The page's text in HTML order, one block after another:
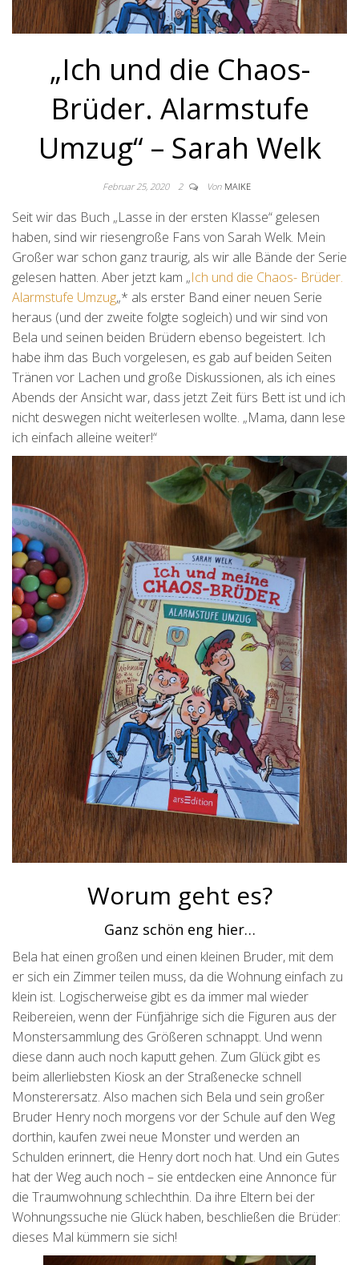
„Ich und die Chaos-
Brüder. Alarmstufe
Umzug“ – Sarah Welk
Februar 25, 2020 2 Von MAIKE
Seit wir das Buch „Lasse in der ersten Klasse“ gelesen
haben, sind wir riesengroße Fans von Sarah Welk. Mein
Großer war schon ganz traurig, als wir alle Bände der Serie
gelesen hatten. Aber jetzt kam „Ich und die Chaos- Brüder.
Alarmstufe Umzug„* als erster Band einer neuen Serie
heraus (und der zweite folgte sogleich) und wir sind von
Bela und seinen beiden Brüdern ebenso begeistert. Ich
habe ihm das Buch vorgelesen, es gab auf beiden Seiten
Tränen vor Lachen und große Diskussionen, als ich eines
Abends der Ansicht war, dass jetzt Zeit fürs Bett ist und ich
nicht deswegen nicht weiterlesen wollte. „Mama, dann lese
ich einfach alleine weiter!“
Worum geht es?
Ganz schön eng hier…
Bela hat einen großen und einen kleinen Bruder, mit dem
er sich ein Zimmer teilen muss, da die Wohnung einfach zu
klein ist. Logischerweise gibt es da immer mal wieder
Reibereien, wenn der Fünfjährige sich die Figuren aus der
Monstersammlung des Größeren schnappt. Und wenn
diese dann auch noch kaputt gehen. Zum Glück gibt es
beim allerliebsten Kiosk an der Straßenecke schnell
Monsterersatz. Also machen sich Bela und sein großer
Bruder Henry noch morgens vor der Schule auf den Weg
dorthin, kaufen zwei neue Monster und werden an
Schulden erinnert, die Henry dort noch hat. Und ein Gutes
hat der Weg auch noch – sie entdecken eine Annonce für
die Traumwohnung schlechthin. Da ihre Eltern bei der
Wohnungssuche nie Glück haben, beschließen die Brüder:
dieses Mal kümmern sie sich!